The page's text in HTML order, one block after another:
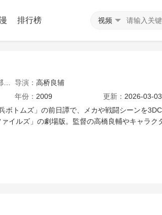
排行榜 视频
石冢运升 银河万丈
导演： 高桥良辅
年份： 2009 更新： 2026-03-
ボトムズ」の前日譚で、メカや戦闘シーンを
イルズ」の劇場版。監督の高橋良輔やキャラク